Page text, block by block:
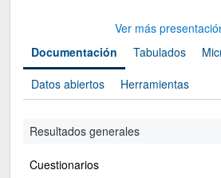
Ver más
Documentación
Tabulados
Datos abiertos
Herramientas
Resultados generales
Cuestionarios